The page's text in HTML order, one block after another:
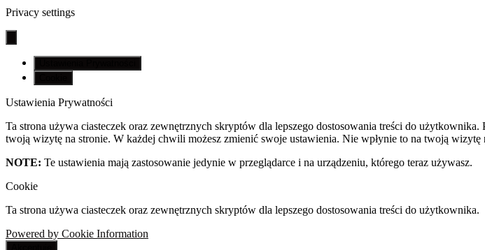
Privacy settings
Ustawienia Prywatności
Ta strona używa ciasteczek oraz zewnętrznych skryptów dla lepszego dostosowania treści do
twoją wizytę na stronie. W każdej chwili możesz zmienić swoje ustawienia. Nie wpłynie to na twoją wizytę
NOTE: Te ustawienia mają zastosowanie jedynie w przeglądarce i na urządzeniu, którego teraz używasz.
Cookie
Ta strona używa ciasteczek oraz zewnętrznych skryptów dla lepszego dostosowania treści do użytkownika.
Powered by Cookie Information